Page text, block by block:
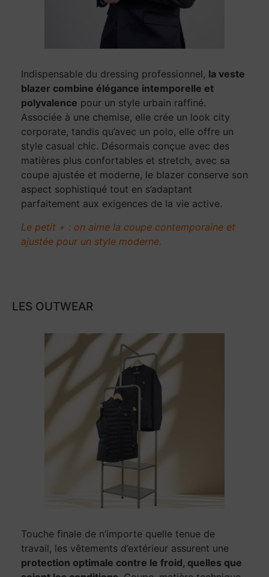
Indispensable du dressing professionnel, la veste
blazer combine élégance intemporelle et
polyvalence pour un style urbain raffiné.
Associée à une chemise, elle crée un look city
corporate, tandis qu’avec un polo, elle offre un
style casual chic. Désormais conçue avec des
matières plus confortables et stretch, avec sa
coupe ajustée et moderne, le blazer conserve son
aspect sophistiqué tout en s’adaptant
parfaitement aux exigences de la vie active.
Le petit + : on aime la coupe contemporaine et
ajustée pour un style moderne.
LES OUTWEAR
Touche finale de n’importe quelle tenue de
travail, les vêtements d’extérieur assurent une
protection optimale contre le froid, quelles que